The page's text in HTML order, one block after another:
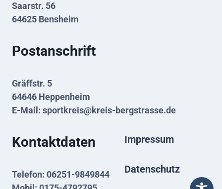
Saarstr. 56
64625 Bensheim
Postanschrift
Gräffstr. 5
64646 Heppenheim
E-Mail: sportkreis@kreis-bergstrasse.de
Kontaktdaten
Telefon: 06251-9849844
Impressum
Datenschutz